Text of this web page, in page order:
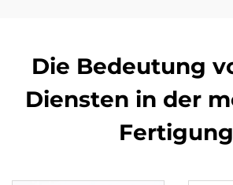
Die Bedeutung
Diensten in der
Fertigung